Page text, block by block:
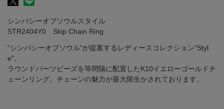
シンパシーオブソウルスタイル
STR2404Y0 Skip Chain Ring
"シンパシーオブソウル"が提案するレディースコレクション"Styl
e"。
ラウンドパーツビーズを等間隔に配置したK10イエローゴールドチ
ェーンリング。チェーンの魅力が最大限生かされております。